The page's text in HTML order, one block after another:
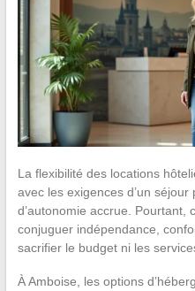
La flexibilité des locations
avec les exigences d’un séjour
d’autonomie accrue. Pourtant,
conjuguer indépendance,
sacrifier le budget ni les
À Amboise, les options